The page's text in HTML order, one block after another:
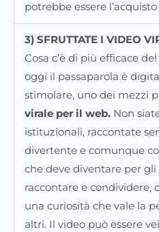
potrebbe essere
3) SFRUTTATE I VIDEO
Cosa c’è di più efficace
oggi il passaparola è
stimolare, uno dei mezzi
virale per il web.Non
istituzionali, raccontate
divertente e comunque
che deve diventare per
raccontare e condividere,
una curiosità che vale la
altri. Il video può essere